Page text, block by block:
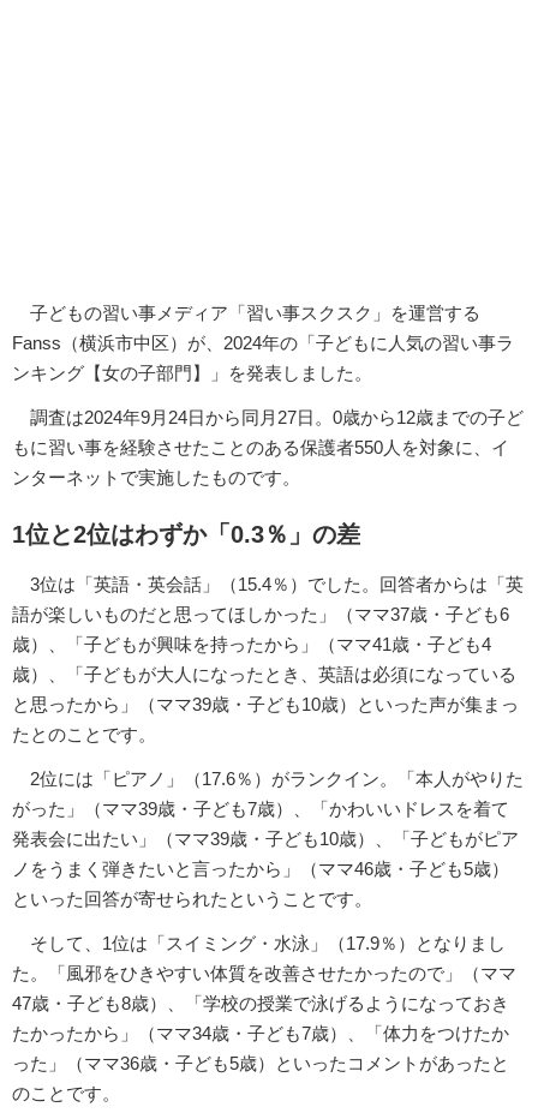
子どもの習い事メディア「習い事スクスク」を運営する
Fanss（横浜市中区）が、2024年の「子どもに人気の習い事ラ
ンキング【女の子部門】」を発表しました。
調査は2024年9月24日から同月27日。0歳から12歳までの子ど
もに習い事を経験させたことのある保護者550人を対象に、イ
ンターネットで実施したものです。
1位と2位はわずか「0.3％」の差
3位は「英語・英会話」（15.4％）でした。回答者からは「英
語が楽しいものだと思ってほしかった」（ママ37歳・子ども6
歳）、「子どもが興味を持ったから」（ママ41歳・子ども4
歳）、「子どもが大人になったとき、英語は必須になっている
と思ったから」（ママ39歳・子ども10歳）といった声が集まっ
たとのことです。
2位には「ピアノ」（17.6％）がランクイン。「本人がやりた
がった」（ママ39歳・子ども7歳）、「かわいいドレスを着て
発表会に出たい」（ママ39歳・子ども10歳）、「子どもがピア
ノをうまく弾きたいと言ったから」（ママ46歳・子ども5歳）
といった回答が寄せられたということです。
そして、1位は「スイミング・水泳」（17.9％）となりまし
た。「風邪をひきやすい体質を改善させたかったので」（ママ
47歳・子ども8歳）、「学校の授業で泳げるようになっておき
たかったから」（ママ34歳・子ども7歳）、「体力をつけたか
った」（ママ36歳・子ども5歳）といったコメントがあったと
のことです。